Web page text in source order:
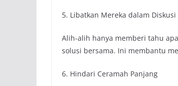
5. Libatkan Mereka dalam Diskusi
Alih-alih hanya memberi tahu
solusi bersama. Ini membantu
6. Hindari Ceramah Panjang